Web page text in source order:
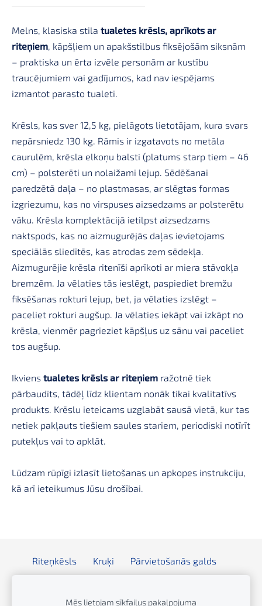
Melns, klasiska stila tualetes krēsls, aprīkots ar
riteņiem, kāpšļiem un apakšstilbus fiksējošām siksnām
– praktiska un ērta izvēle personām ar kustību
traucējumiem vai gadījumos, kad nav iespējams
izmantot parasto tualeti.
Krēsls, kas sver 12,5 kg, pielāgots lietotājam, kura svars
nepārsniedz 130 kg. Rāmis ir izgatavots no metāla
caurulēm, krēsla elkoņu balsti (platums starp tiem – 46
cm) – polsterēti un nolaižami lejup. Sēdēšanai
paredzētā daļa – no plastmasas, ar slēgtas formas
izgriezumu, kas no virspuses aizsedzams ar polsterētu
vāku. Krēsla komplektācijā ietilpst aizsedzams
naktspods, kas no aizmugurējās daļas ievietojams
speciālās sliedītēs, kas atrodas zem sēdekļa.
Aizmugurējie krēsla ritenīši aprīkoti ar miera stāvokļa
bremzēm. Ja vēlaties tās ieslēgt, paspiediet bremžu
fiksēšanas rokturi lejup, bet, ja vēlaties izslēgt –
paceliet rokturi augšup. Ja vēlaties iekāpt vai izkāpt no
krēsla, vienmēr pagrieziet kāpšļus uz sānu vai paceliet
tos augšup.
Ikviens tualetes krēsls ar riteņiem ražotnē tiek
pārbaudīts, tādēļ līdz klientam nonāk tikai kvalitatīvs
produkts. Krēslu ieteicams uzglabāt sausā vietā, kur tas
netiek pakļauts tiešiem saules stariem, periodiski notīrīt
putekļus vai to apklāt.
Lūdzam rūpīgi izlasīt lietošanas un apkopes instrukciju,
kā arī ieteikumus Jūsu drošībai.
Riteņkēsls Kruķi
Pārvietošanās galds
Dušas/tualetes krēsls
Rampa Infūzijas statīvs
Mēs lietojam sīkfailus pakalpojuma